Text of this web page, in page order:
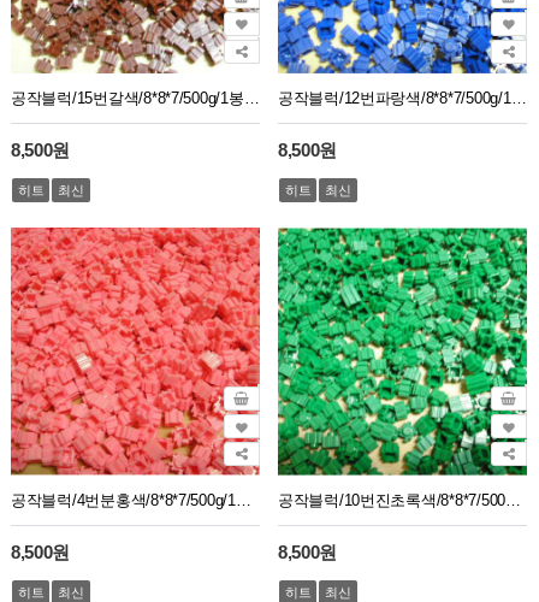
8,500원
히트 최신
8,500원
히트 최신
공작블럭/4번분홍색/8*8*7/500g/1봉지약2750개
8,500원
히트 최신
공작블럭/10번진초록색/8*8*7/500g/1봉지약2750개
8,500원
히트 최신